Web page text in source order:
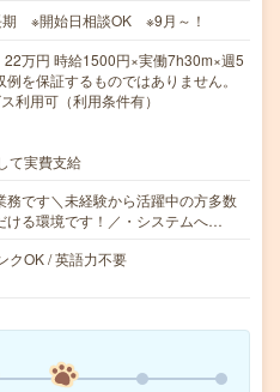
期 ※開始日相談OK ※9月～！
万円 時給1500円×実働7h30m×週5
を保証するものではありません。
利用可（利用条件有）
て実費支給
務です＼未経験から活躍中の方多数
ける環境です！／・システムへ…
クOK / 英語力不要